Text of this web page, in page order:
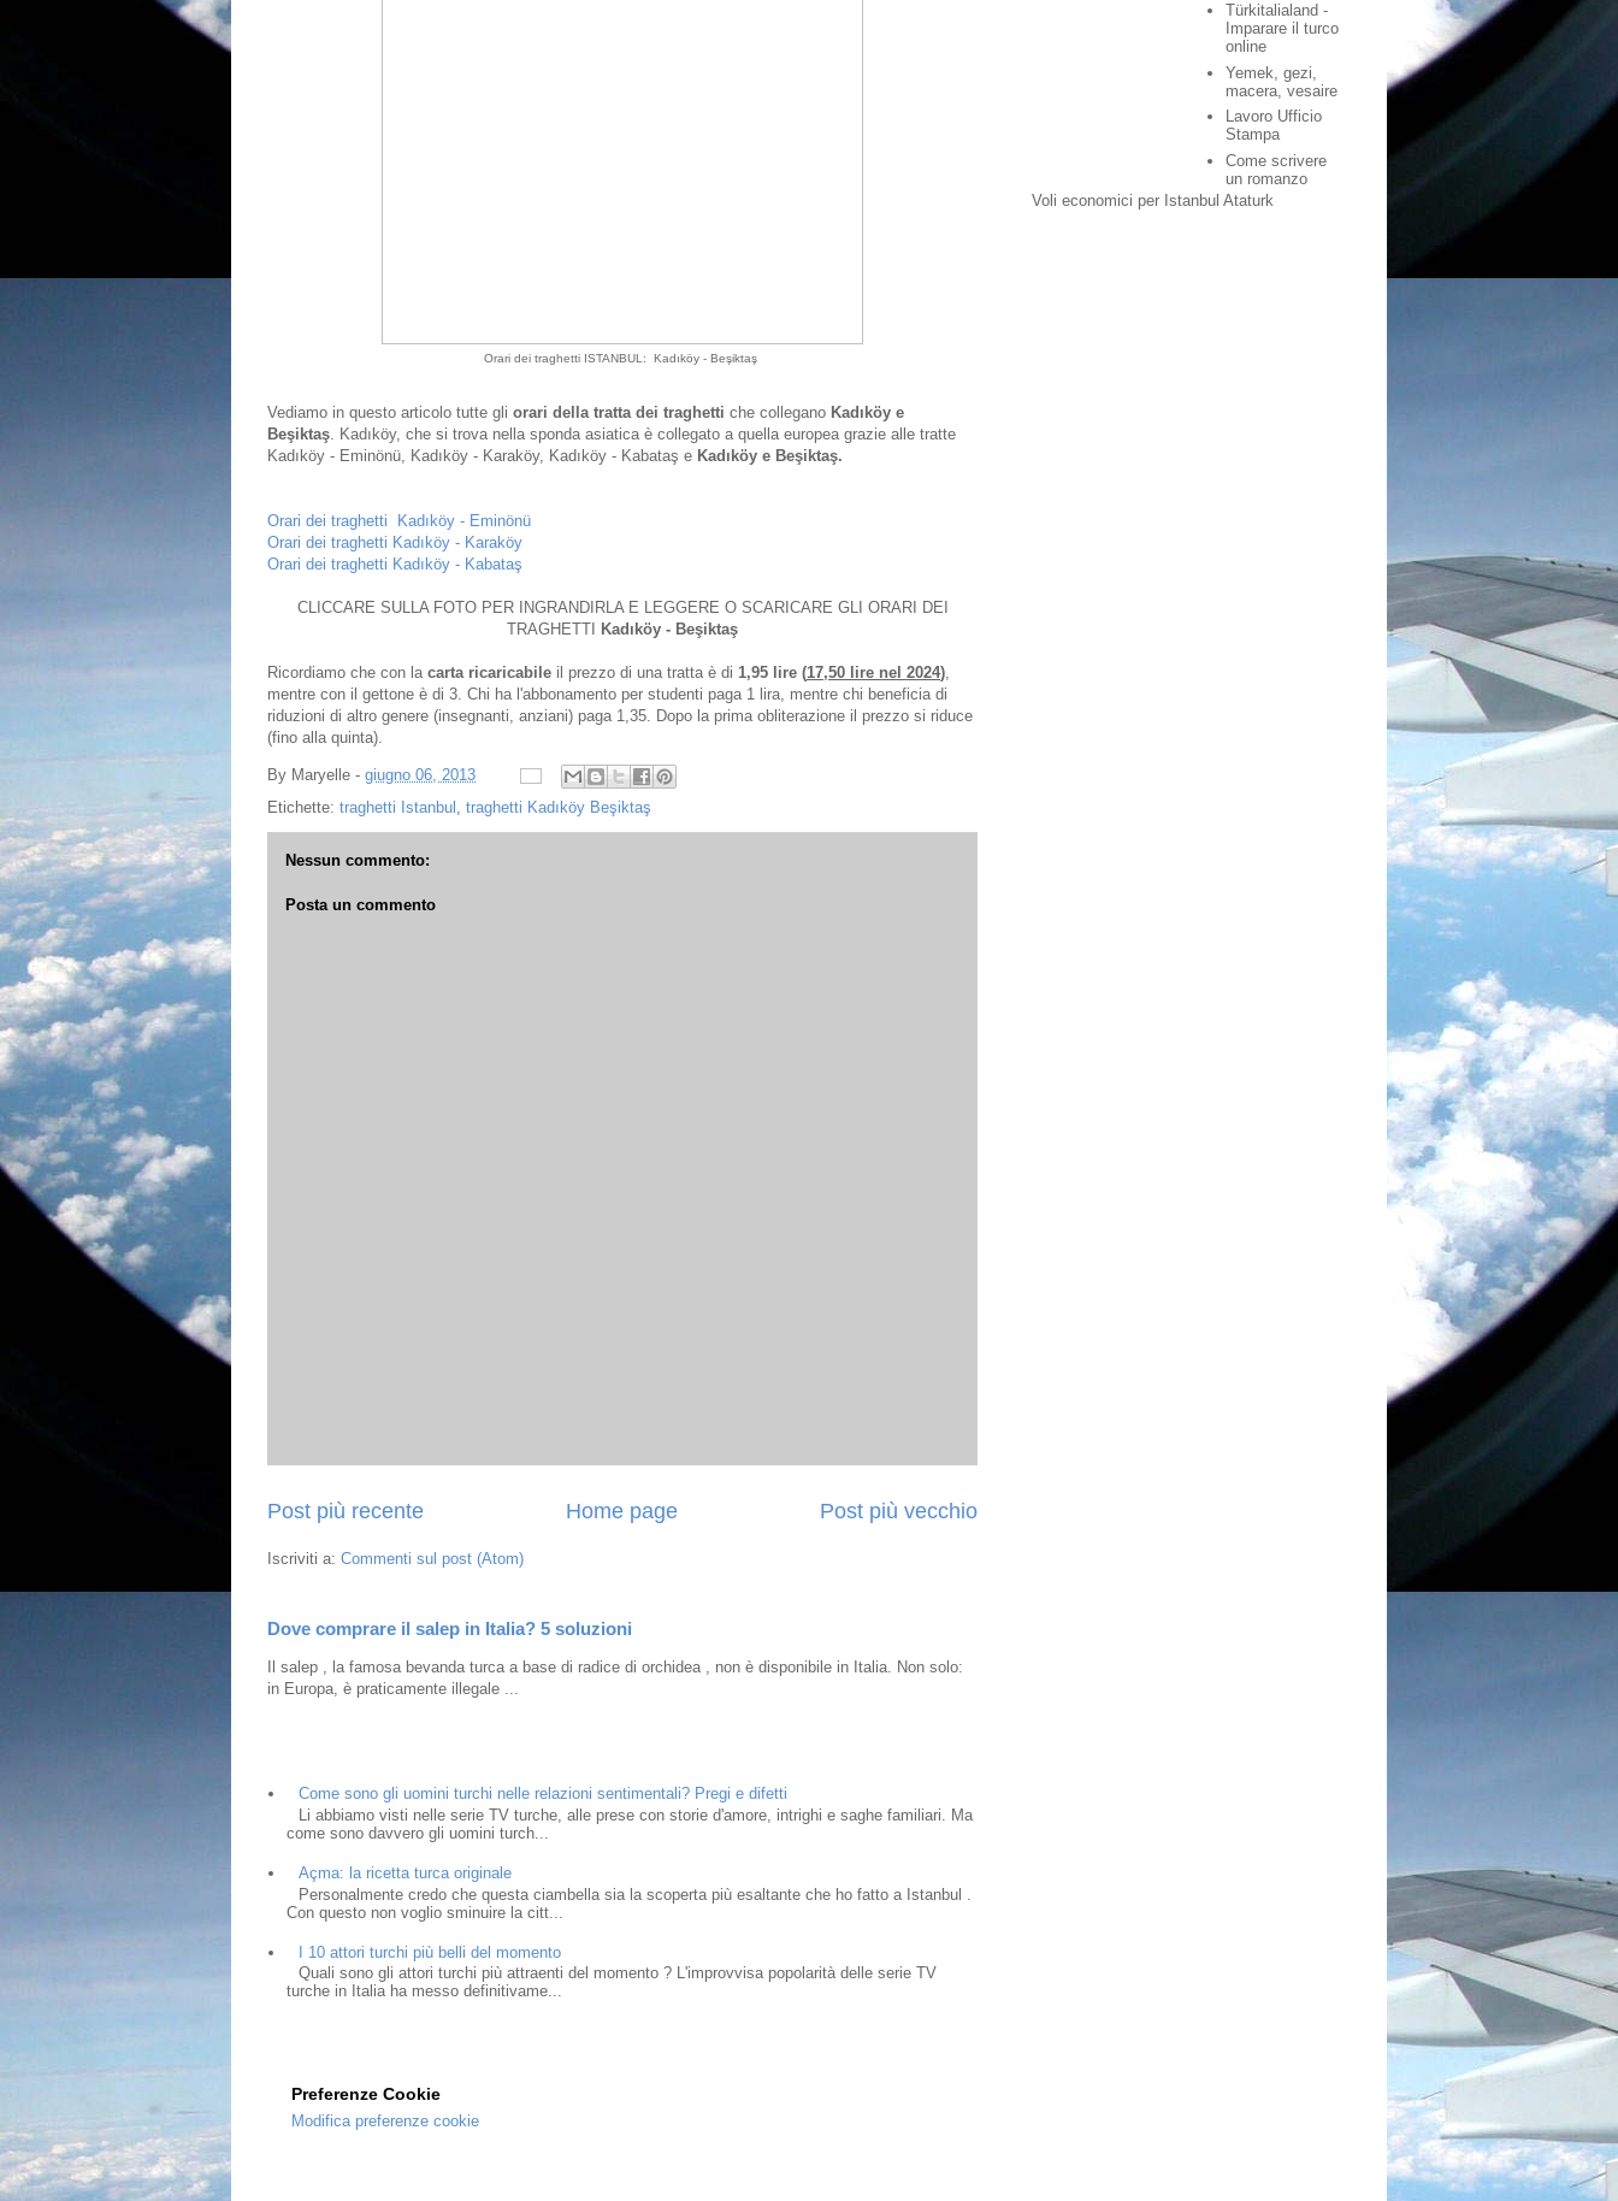
Orari dei traghetti ISTANBUL: Kadıköy - Beşiktaş
Vediamo in questo articolo tutte gli orari della tratta dei traghetti che collegano Kadıköy e
Beşiktaş . Kadıköy, che si trova nella sponda asiatica è collegato a quella europea grazie alle tratte
Kadıköy - Eminönü, Kadıköy - Karaköy, Kadıköy - Kabataş e Kadıköy e Beşiktaş.
Orari dei traghetti Kadıköy - Eminönü
Orari dei traghetti Kadıköy - Karaköy
Orari dei traghetti Kadıköy - Kabataş
CLICCARE SULLA FOTO PER INGRANDIRLA E LEGGERE O SCARICARE GLI ORARI DEI
TRAGHETTI Kadıköy - Beşiktaş
Ricordiamo che con la carta ricaricabile il prezzo di una tratta è di 1,95 lire (17,50 lire nel 2024)
mentre con il gettone è di 3. Chi ha l'abbonamento per studenti paga 1 lira, mentre chi beneficia di
riduzioni di altro genere (insegnanti, anziani) paga 1,35. Dopo la prima obliterazione il prezzo si riduce
(fino alla quinta).
By Maryelle - giugno 06, 2013
Etichette: traghetti Istanbul traghetti Kadıköy Beşiktaş
Nessun commento:
Posta un commento
Post più recente Post più vecchio
Home page
Iscriviti a: Commenti sul post (Atom)
Dove comprare il salep in Italia? 5 soluzioni
Il salep , la famosa bevanda turca a base di radice di orchidea , non è disponibile in Italia. Non solo:
in Europa, è praticamente illegale ...
Come sono gli uomini turchi nelle relazioni sentimentali? Pregi e difetti
Li abbiamo visti nelle serie TV turche, alle prese con storie d'amore, intrighi e saghe familiari. Ma
come sono davvero gli uomini turch...
Açma: la ricetta turca originale
Personalmente credo che questa ciambella sia la scoperta più esaltante che ho fatto a Istanbul .
Con questo non voglio sminuire la citt...
I 10 attori turchi più belli del momento
Quali sono gli attori turchi più attraenti del momento ? L'improvvisa popolarità delle serie TV
turche in Italia ha messo definitivame...
Türkitalialand -
Imparare il turco
online
Yemek, gezi,
macera, vesaire
Lavoro Ufficio
Stampa
Come scrivere
un romanzo
Voli economici per Istanbul Ataturk
Preferenze Cookie
Modifica preferenze cookie